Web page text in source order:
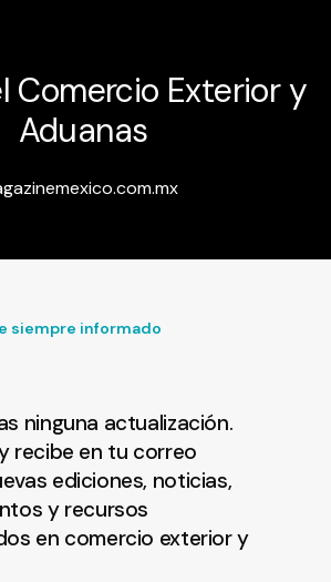
Comercio Exterior y
Aduanas
siempre informado
ninguna actualización.
recibe en tu correo
ediciones, noticias,
y recursos
en comercio exterior y